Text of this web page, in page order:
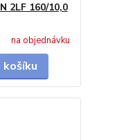
2LF 160/10,0
na objednávku